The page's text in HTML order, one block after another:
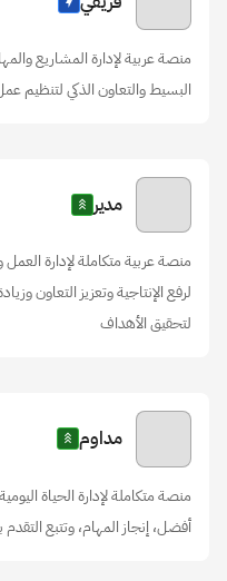
منصة عربية لإدارة المشاريع
البسيط والتعاون الذكي لتنظيم
مدير
منصة عربية متكاملة لإدارة
لرفع الإنتاجية وتعزيز التعاون
لتحقيق الأهداف
مداوم
منصة متكاملة لإدارة الحياة
أفضل، إنجاز المهام، وتتبع التقدم